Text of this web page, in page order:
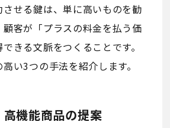
せる鍵は、単に高いものを勧
客が「プラスの料金を払う価
きる文脈をつくることです。
い3つの手法を紹介します。
機能商品の提案